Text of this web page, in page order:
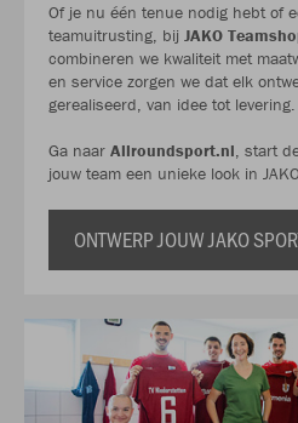
Of je nu één tenue nodig hebt of
teamuitrusting, bij JAKO
combineren we kwaliteit met
en service zorgen we dat elk
gerealiseerd, van idee tot levering.
Ga naar Allroundsport.nl, start
jouw team een unieke look in
ONTWERP JOUW JAKO